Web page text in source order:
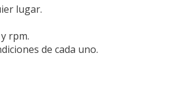
lugar.
rpm.
de cada uno.